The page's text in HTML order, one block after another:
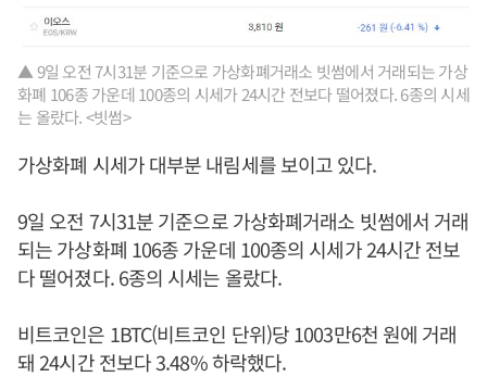
▲ 9일 오전 7시31분 기준으로 가상화폐거래소 빗썸에서 거래되는 가상
화폐 106종 가운데 100종의 시세가 24시간 전보다 떨어졌다. 6종의 시세
는 올랐다. <빗썸>
가상화폐 시세가 대부분 내림세를 보이고 있다.
9일 오전 7시31분 기준으로 가상화폐거래소 빗썸에서 거래
되는 가상화폐 106종 가운데 100종의 시세가 24시간 전보
다 떨어졌다. 6종의 시세는 올랐다.
비트코인은 1BTC(비트코인 단위)당 1003만6천 원에 거래
돼 24시간 전보다 3.48% 하락했다.